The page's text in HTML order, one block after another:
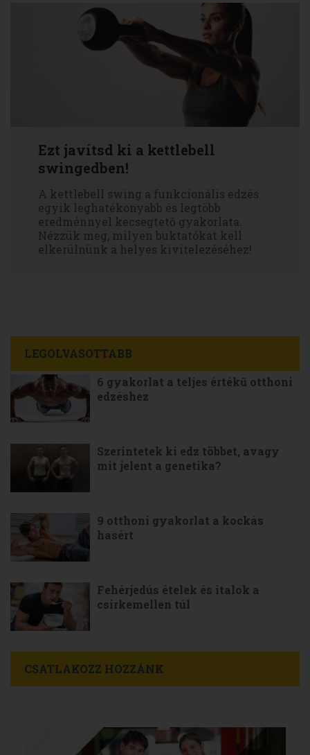
Ezt javítsd ki a kettlebell
swingedben!
A kettlebell swing a funkcionális edzés
egyik leghatékonyabb és legtöbb
eredménnyel kecsegtető gyakorlata.
Nézzük meg, milyen buktatókat kell
elkerülnünk a helyes kivitelezéséhez!
LEGOLVASOTTABB
6 gyakorlat a teljes értékű otthoni
edzéshez
Szerintetek ki edz többet, avagy
mit jelent a genetika?
9 otthoni gyakorlat a kockás
hasért
Fehérjedús ételek és italok a
csirkemellen túl
CSATLAKOZZ HOZZÁNK